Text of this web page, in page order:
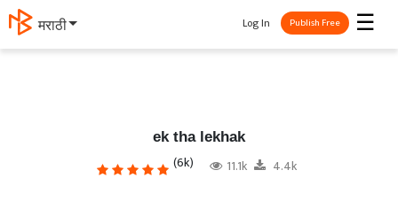
मराठी ☰
Log In Publish Free
ek tha lekhak
(6k) 11.1k 4.4k